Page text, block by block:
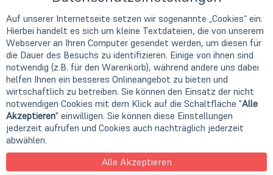
Auf unserer Internetseite setzen wir sogenannte „Cookies“ ein.
Hierbei handelt es sich um kleine Textdateien, die von unserem
Webserver an Ihren Computer gesendet werden, um diesen für
die Dauer des Besuchs zu identifizieren. Einige von ihnen sind
notwendig (z.B. für den Warenkorb), während andere uns dabei
helfen Ihnen ein besseres Onlineangebot zu bieten und
wirtschaftlich zu betreiben. Sie können den Einsatz der nicht
notwendigen Cookies mit dem Klick auf die Schaltfläche "Alle
Akzeptieren" einwilligen. Sie können diese Einstellungen
jederzeit aufrufen und Cookies auch nachträglich jederzeit
abwählen.
Alle Akzeptieren